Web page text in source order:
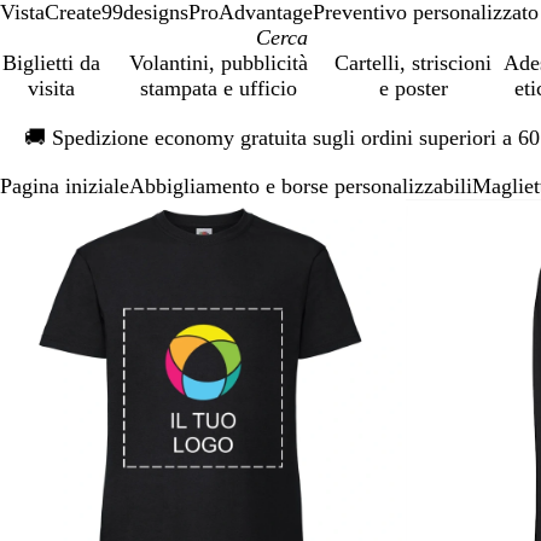
VistaCreate99designsProAdvantagePreventivo personalizzato
Biglietti da
visita
Volantini, pubblicità
stampata e ufficio
Cartelli, striscioni
e poster
🚚 Spedizione economy gratuita sugli ordini superiori a
1
Pagina inizialeAbbigliamento e borse personalizzabili
L’immagine
può
Ingrandito
a
Clicca
per
Usa
i
e
+
per
ingrandire
o
ridurre
e